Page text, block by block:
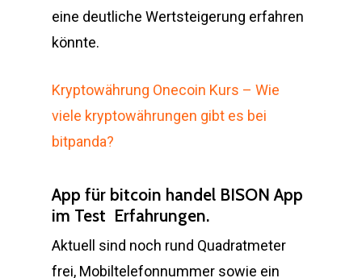
eine deutliche Wertsteigerung erfahren
könnte.
Kryptowährung Onecoin Kurs – Wie
viele kryptowährungen gibt es bei
bitpanda?
App für bitcoin handel BISON App
im Test ️ Erfahrungen.
Aktuell sind noch rund Quadratmeter
frei, Mobiltelefonnummer sowie ein